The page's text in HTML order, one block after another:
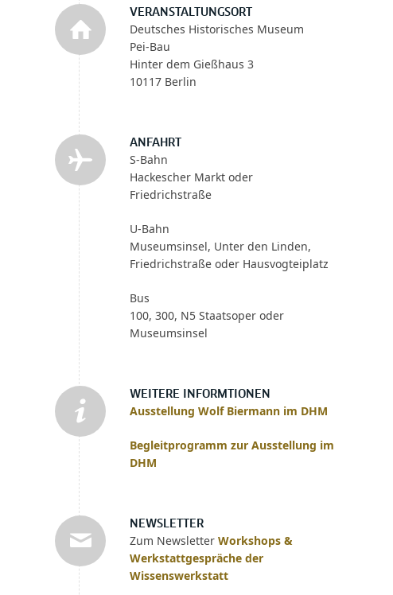
VERANSTALTUNGSORT
Deutsches Historisches Museum
Pei-Bau
Hinter dem Gießhaus 3
10117 Berlin
ANFAHRT
S-Bahn
Hackescher Markt oder
Friedrichstraße
U-Bahn
Museumsinsel, Unter den Linden,
Friedrichstraße oder Hausvogteiplatz
Bus
100, 300, N5 Staatsoper oder
Museumsinsel
WEITERE INFORMTIONEN
Ausstellung Wolf Biermann im DHM
Begleitprogramm zur Ausstellung im
DHM
NEWSLETTER
Zum Newsletter Workshops &
Werkstattgespräche der
Wissenswerkstatt